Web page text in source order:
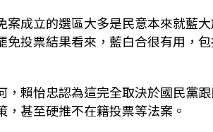
案成立的選區大多是民意本來就藍
免投票結果看來，藍白合很有用，
，賴怡忠認為這完全取決於國民黨
甚至硬推不在籍投票等法案。